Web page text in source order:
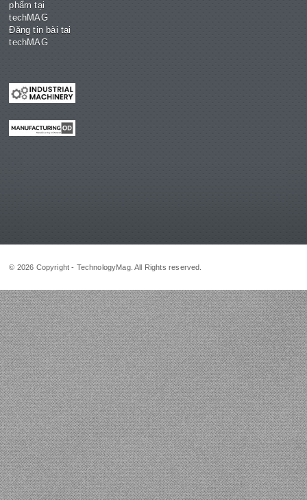
phẩm tại
techMAG
Đăng tin bài tại
techMAG
© 2026 Copyright - TechnologyMag. All Rights reserved.